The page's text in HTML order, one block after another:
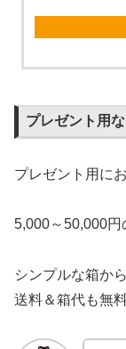
プレゼント用
プレゼント用に
5,000～50,000円
シンプルな箱か
送料＆箱代も無